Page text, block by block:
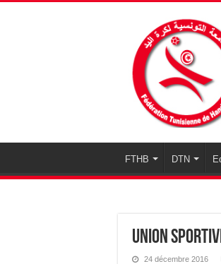
FTHB DTN
Union
24 décembre 2016